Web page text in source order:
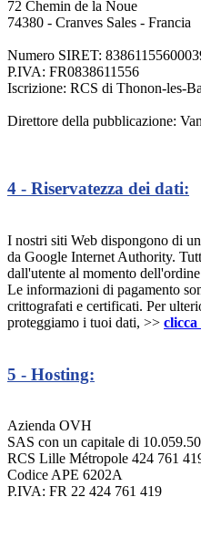
72 Chemin de la Noue
74380 - Cranves Sales - Francia
Numero SIRET:
P.IVA: FR0838611556
Iscrizione: RCS di Thonon-les-
Direttore della pubblicazione:
4 - Riservatezza dei dati:
I nostri siti Web dispongono di
da Google Internet Authority.
dall'utente al momento
Le informazioni di pagamento
crittografati e certificati. Per
proteggiamo i tuoi dati, >>
5 - Hosting:
Azienda OVH
SAS con un capitale di
RCS Lille Métropole 424 761
Codice APE 6202A
P.IVA: FR 22 424 761 419